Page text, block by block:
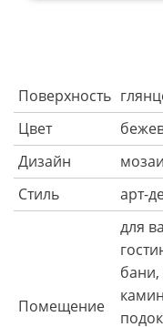
Поверхность
Цвет
Дизайн
Стиль
арт-
Помещение
для
бани,